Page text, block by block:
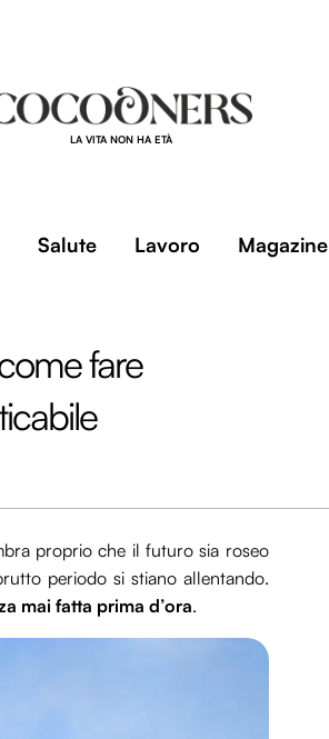
LA VITA NON HA ETÀ
Salute Lavoro Magazine
fare
proprio che il futuro sia roseo
periodo si stiano allentando.
mai fatta prima d’ora.